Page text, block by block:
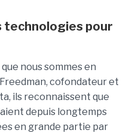
technologies pour
nous sommes en
cofondateur et
ils reconnaissent que
depuis longtemps
en grande partie par